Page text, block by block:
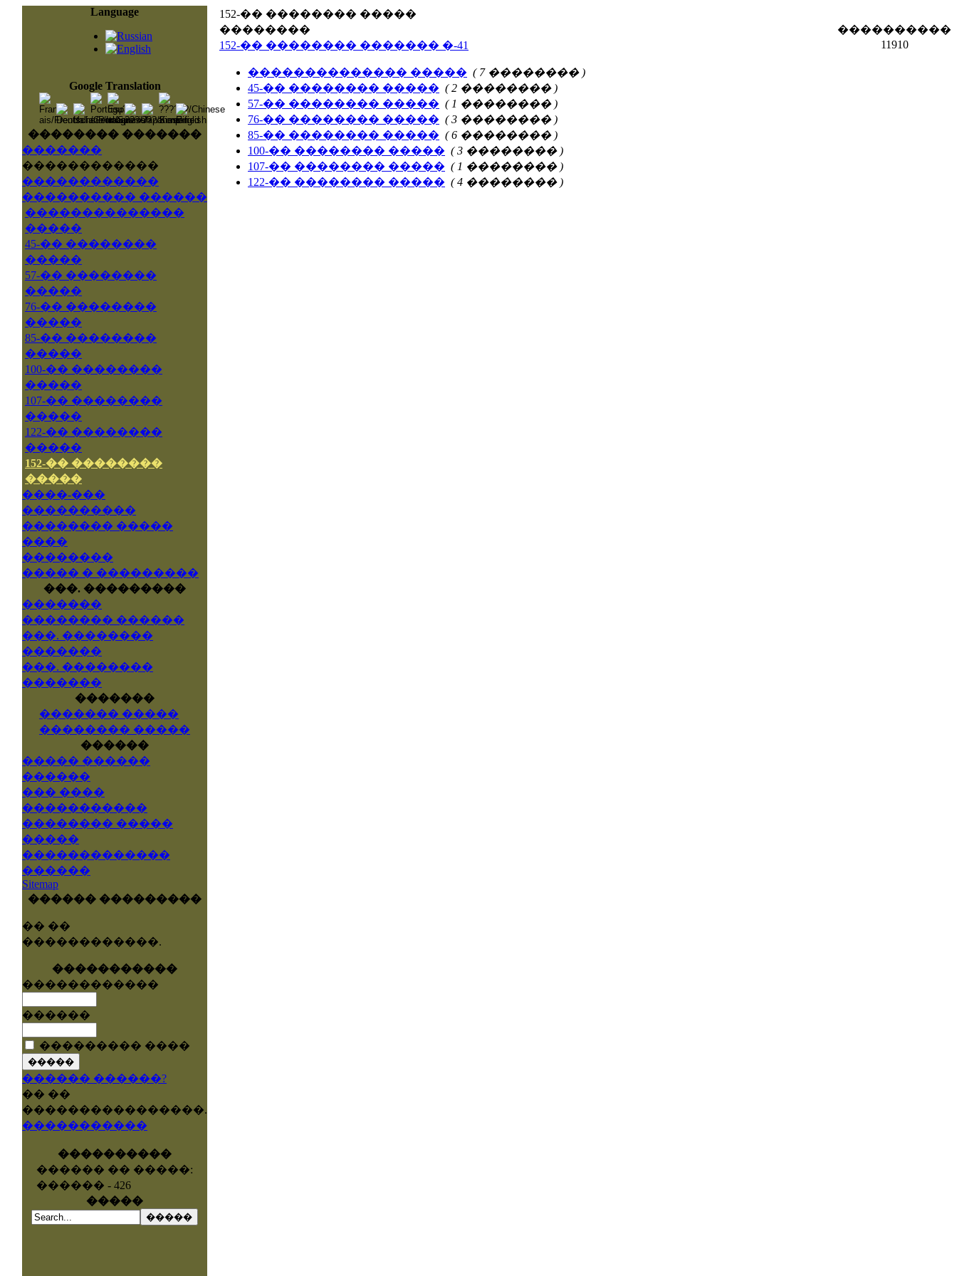
Language
Google Translation
�������� �������
�������
������������
������������
���������� ������
��������������
�����
45-�� ��������
�����
57-�� ��������
�����
76-�� ��������
�����
85-�� ��������
�����
100-�� ��������
�����
107-�� ��������
�����
122-�� ��������
�����
152-�� ��������
�����
����-���
����������
�������� �����
����
��������
����� � ���������
���. ���������
�������
�������� ������
���. ��������
�������
���. ��������
�������
�������
������� �����
�������� �����
������
����� ������
������
��� ����
�����������
�������� �����
�����
�������������
������
Sitemap
������ ���������
�� ��
������������.
�����������
������������
������
��������� ����
������ ������?
�� ��
����������������.
�����������
����������
������ �� �����:
������ - 426
�����
152-�� �������� �����
��������
����������
152-�� �������� ������� �-41
11910
�������������� ����� ( 7 �������� )
45-�� �������� ����� ( 2 �������� )
57-�� �������� ����� ( 1 �������� )
76-�� �������� ����� ( 3 �������� )
85-�� �������� ����� ( 6 �������� )
100-�� �������� ����� ( 3 �������� )
107-�� �������� ����� ( 1 �������� )
122-�� �������� ����� ( 4 �������� )